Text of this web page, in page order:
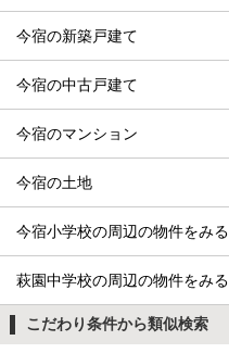
今宿の新築戸建て
今宿の中古戸建て
今宿のマンション
今宿の土地
今宿小学校の周辺の物件をみる
萩園中学校の周辺の物件をみる
こだわり条件から類似検索